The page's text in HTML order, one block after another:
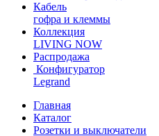
Кабель
гофра и клеммы
Коллекция
LIVING NOW
Распродажа
Конфигуратор
Legrand
Главная
Каталог
Розетки и выключатели